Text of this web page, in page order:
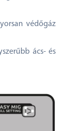
védőgáz
ács- és